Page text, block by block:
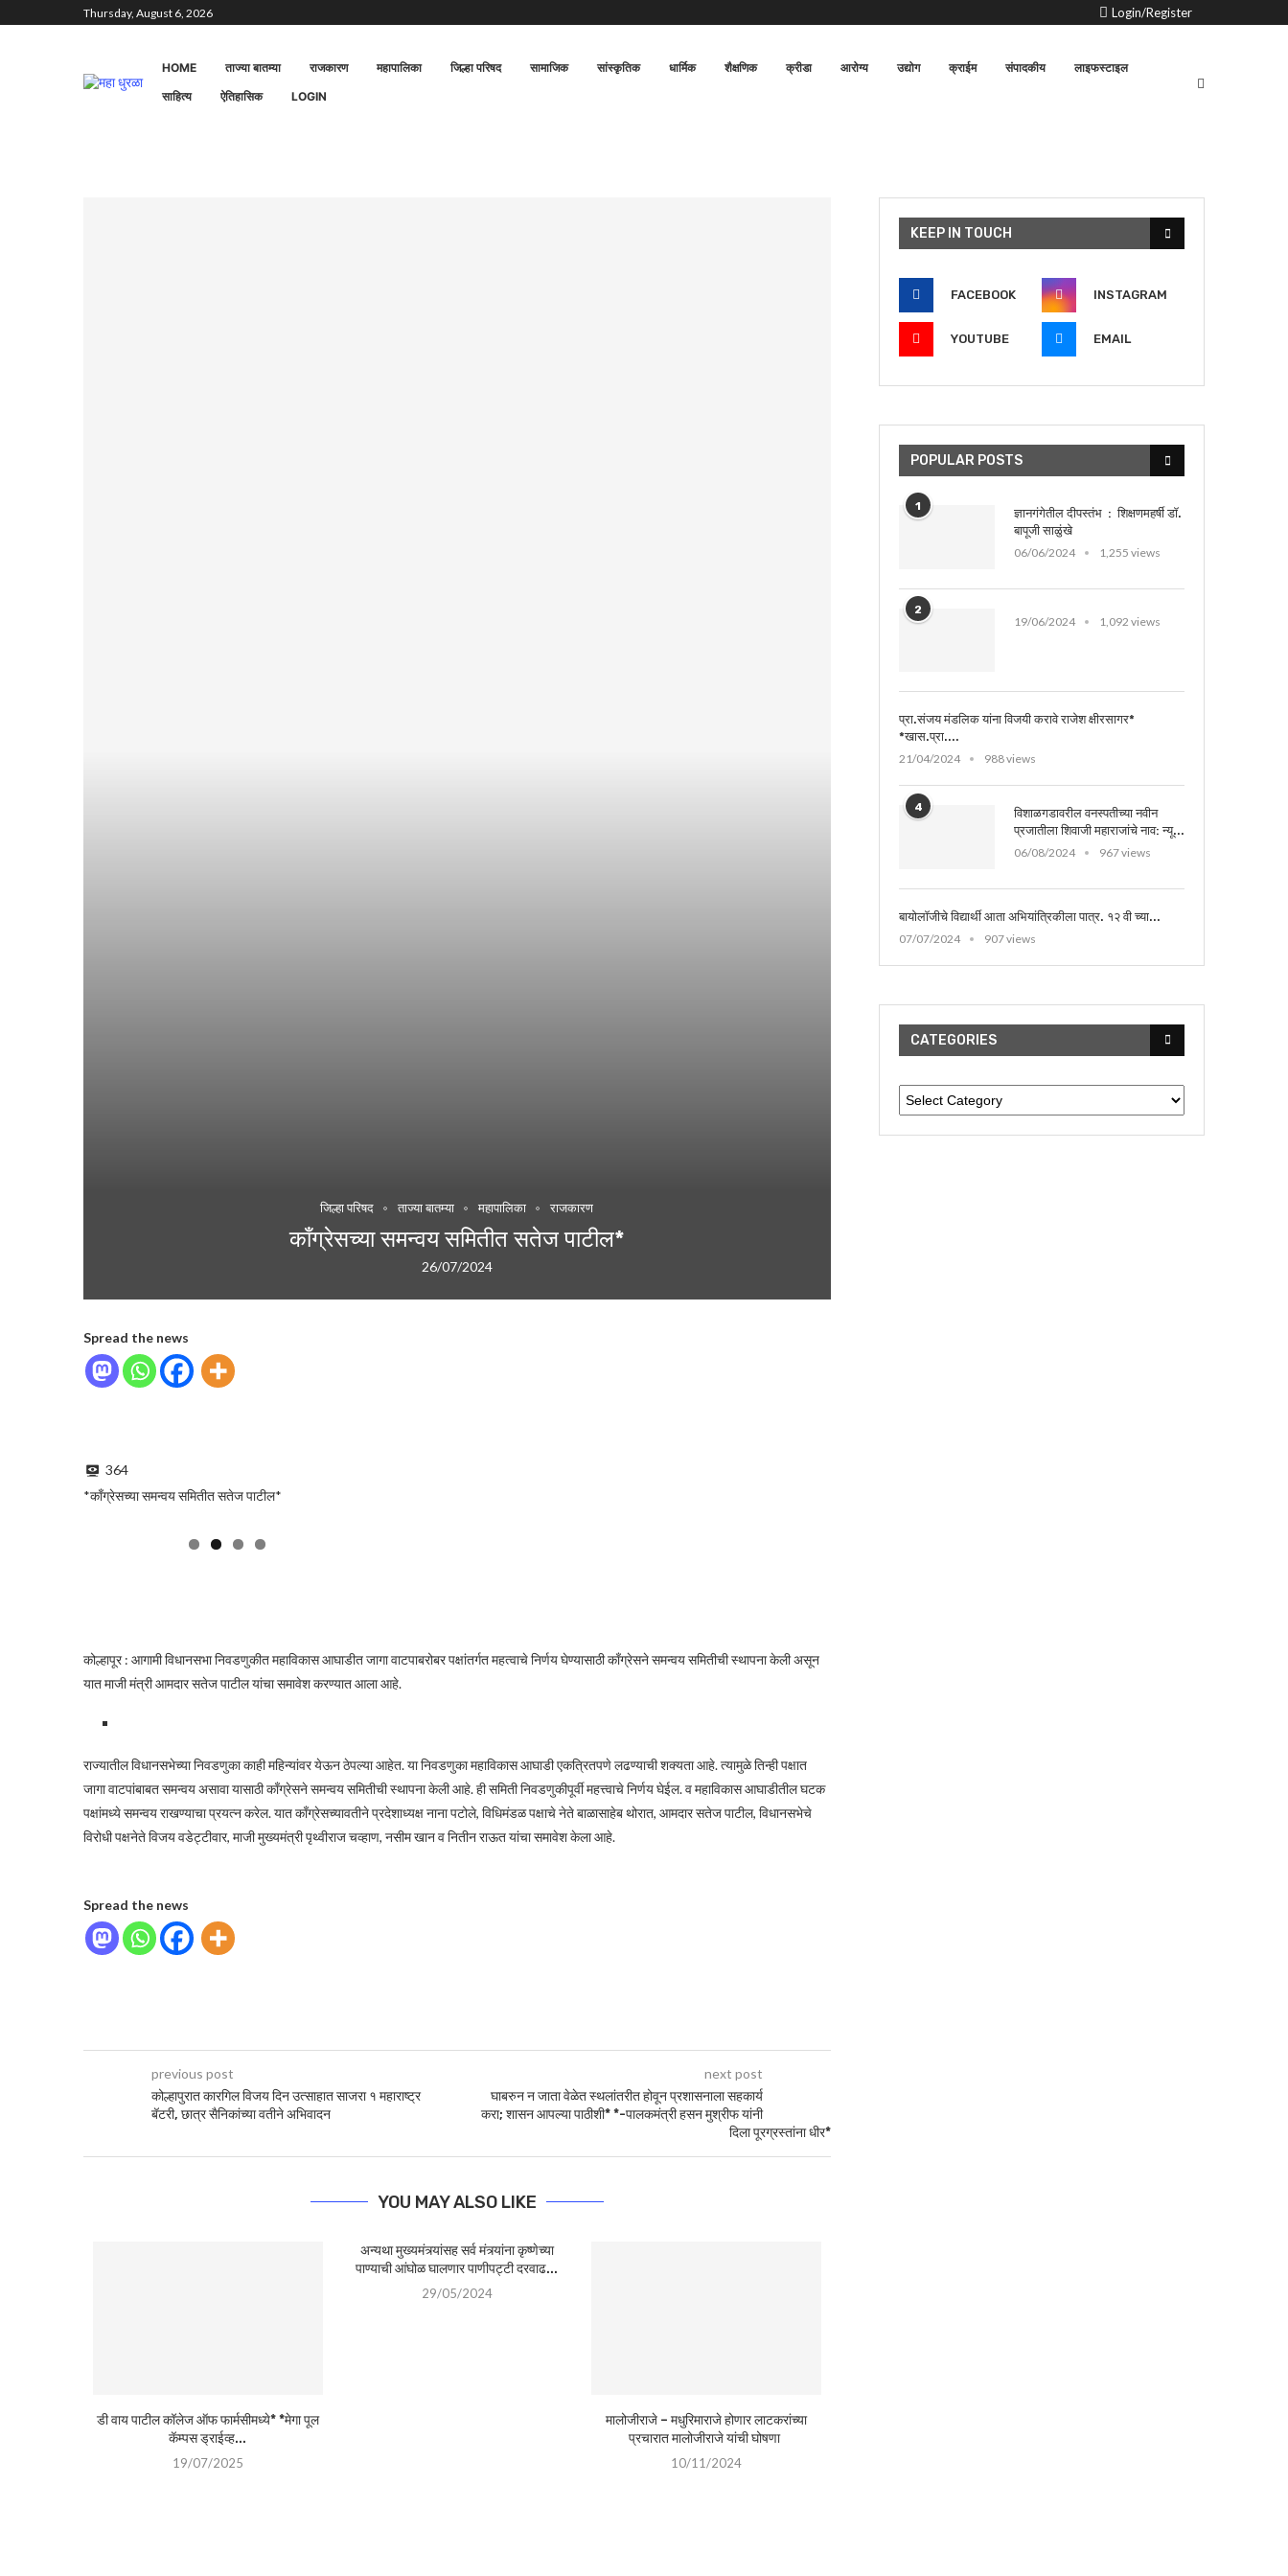
Thursday, August 6, 2026 Login/Register
HOME ताज्या बातम्या राजकारण महापालिका जिल्हा परिषद सामाजिक सांस्कृतिक धार्मिक शैक्षणिक क्रीडा आरोग्य उद्योग क्राईम संपादकीय
लाइफस्टाइल
साहित्य
ऐतिहासिक LOGIN
जिल्हा परिषद ताज्या बातम्या महापालिका राजकारण
काँग्रेसच्या समन्वय समितीत सतेज पाटील*
26/07/2024
Spread the news
364
*काँग्रेसच्या समन्वय समितीत सतेज पाटील*
कोल्हापूर : आगामी विधानसभा निवडणुकीत महाविकास आघाडीत जागा वाटपाबरोबर पक्षांतर्गत महत्वाचे निर्णय घेण्यासाठी काँग्रेसने समन्वय समितीची स्थापना केली असून
यात माजी मंत्री आमदार सतेज पाटील यांचा समावेश करण्यात आला आहे.
राज्यातील विधानसभेच्या निवडणुका काही महिन्यांवर येऊन ठेपल्या आहेत. या निवडणुका महाविकास आघाडी एकत्रितपणे लढण्याची शक्यता आहे. त्यामुळे तिन्ही पक्षात
जागा वाटपांबाबत समन्वय असावा यासाठी काँग्रेसने समन्वय समितीची स्थापना केली आहे. ही समिती निवडणुकीपूर्वी महत्त्वाचे निर्णय घेईल. व महाविकास आघाडीतील घटक
पक्षांमध्ये समन्वय राखण्याचा प्रयत्न करेल. यात काँग्रेसच्यावतीने प्रदेशाध्यक्ष नाना पटोले, विधिमंडळ पक्षाचे नेते बाळासाहेब थोरात, आमदार सतेज पाटील, विधानसभेचे
विरोधी पक्षनेते विजय वडेट्टीवार, माजी मुख्यमंत्री पृथ्वीराज चव्हाण, नसीम खान व नितीन राऊत यांचा समावेश केला आहे.
Spread the news
previous post
कोल्हापुरात कारगिल विजय दिन उत्साहात साजरा १ महाराष्ट्र
बॅटरी, छात्र सैनिकांच्या वतीने अभिवादन
next post
घाबरुन न जाता वेळेत स्थलांतरीत होवून प्रशासनाला सहकार्य
करा; शासन आपल्या पाठीशी* *-पालकमंत्री हसन मुश्रीफ यांनी
दिला पूरग्रस्तांना धीर*
YOU MAY ALSO LIKE
डी वाय पाटील कॉलेज ऑफ फार्मसीमध्ये* *मेगा पूल
कॅम्पस ड्राईव्ह...
19/07/2025
अन्यथा मुख्यमंत्र्यांसह सर्व मंत्र्यांना कृष्णेच्या
पाण्याची आंघोळ घालणार पाणीपट्टी दरवाढ...
29/05/2024
मालोजीराजे – मधुरिमाराजे होणार लाटकरांच्या
प्रचारात मालोजीराजे यांची घोषणा
10/11/2024
KEEP IN TOUCH
FACEBOOK INSTAGRAM
YOUTUBE EMAIL
POPULAR POSTS
1
ज्ञानगंगेतील दीपस्तंभ : शिक्षणमहर्षी डॉ.
बापूजी साळुंखे
06/06/2024
1,255 views
2
19/06/2024 1,092 views
प्रा.संजय मंडलिक यांना विजयी करावे राजेश क्षीरसागर*
*खास.प्रा....
21/04/2024
988 views
4
विशाळगडावरील वनस्पतीच्या नवीन
प्रजातीला शिवाजी महाराजांचे नाव: न्यू...
06/08/2024
967 views
बायोलॉजीचे विद्यार्थी आता अभियांत्रिकीला पात्र. १२ वी च्या...
07/07/2024
907 views
CATEGORIES